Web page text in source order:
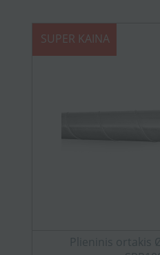
SUPER KAINA
Plieninis ortakis